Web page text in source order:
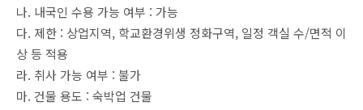
나. 내국인 수용 가능 여부 : 가능
다. 제한 : 상업지역, 학교환경위생 정화구역, 일정 객실 수/면적 이
상 등 적용
라. 취사 가능 여부 : 불가
마. 건물 용도 : 숙박업 건물